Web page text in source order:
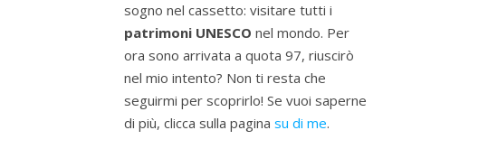
sogno nel cassetto: visitare tutti i
patrimoni UNESCO nel mondo. Per
ora sono arrivata a quota 97, riuscirò
nel mio intento? Non ti resta che
seguirmi per scoprirlo! Se vuoi saperne
di più, clicca sulla pagina su di me.